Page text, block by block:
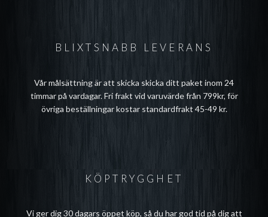
BLIXTSNABB LEVERANS
Vår målsättning är att skicka skicka ditt paket inom 24
timmar på vardagar. Fri frakt vid varuvärde från 799kr, för
övriga beställningar kostar standardfrakt 45-49 kr.
KÖPTRYGGHET
Vi ger dig 30 dagars öppet köp, så du har god tid på dig att